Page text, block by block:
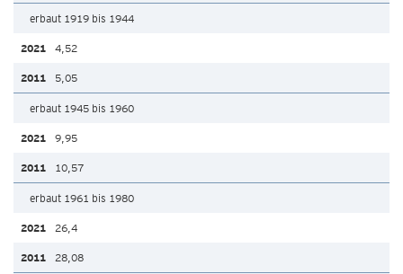
erbaut 1919 bis 1944
4,52
5,05
erbaut 1945 bis 1960
9,95
10,57
erbaut 1961 bis 1980
26,4
28,08